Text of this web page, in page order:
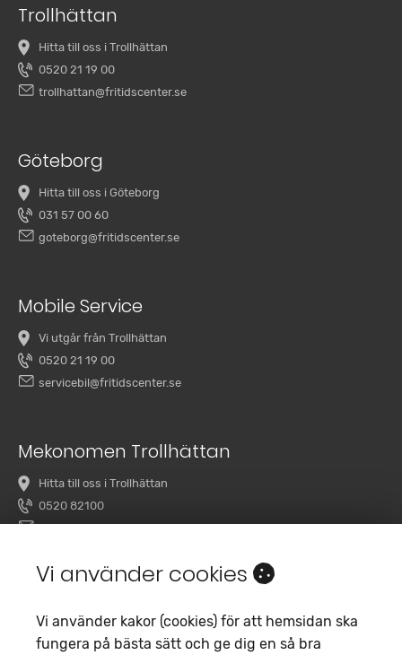
Trollhättan
Hitta till oss i Trollhättan
0520 21 19 00
trollhattan@fritidscenter.se
Göteborg
Hitta till oss i Göteborg
031 57 00 60
goteborg@fritidscenter.se
Mobile Service
Vi utgår från Trollhättan
0520 21 19 00
servicebil@fritidscenter.se
Mekonomen Trollhättan
Hitta till oss i Trollhättan
0520 82100
overby@mekonomenbilverkstad.se
Vi använder cookies
Vi använder kakor (cookies) för att hemsidan ska
fungera på bästa sätt och ge dig en så bra